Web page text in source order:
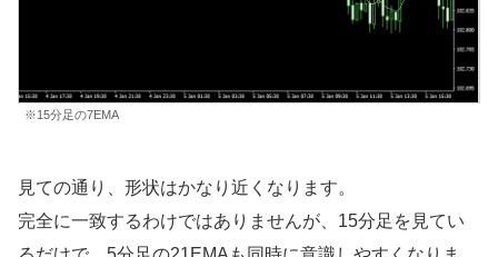
※15分足の7EMA
見ての通り、形状はかなり近くなります。
完全に一致するわけではありませんが、15分足を見てい